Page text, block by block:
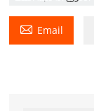
 Email